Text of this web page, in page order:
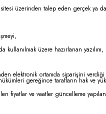
üzerinden talep eden gerçek ya
kullanılmak üzere hazırlanan
elektronik ortamda siparişini
gereğince tarafların hak ve
fiyatlar ve vaatler güncelleme